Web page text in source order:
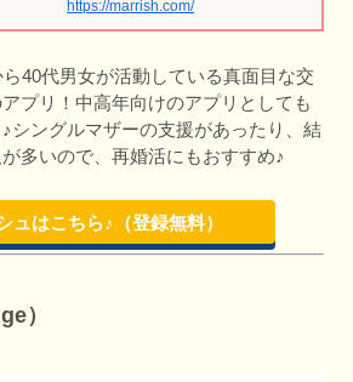
https://marrish.com/
40代男女が活動している真面目な交
プリ！中高年向けのアプリとしても
シングルマザーの支援があったり、結
多いので、再婚活にもおすすめ♪
ュはこちら♪（登録無料）
）